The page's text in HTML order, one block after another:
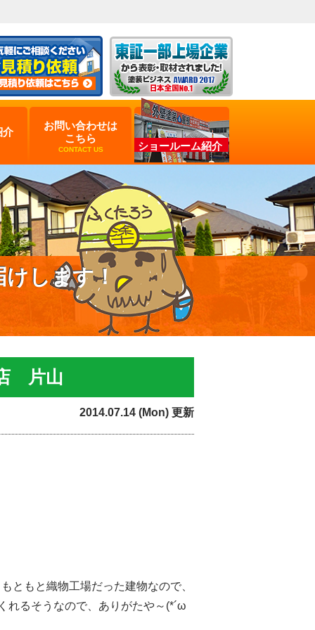
介
お問い合わせは
こちら
CONTACT US ショールーム紹介
けします！
片山
2014.07.14 (Mon) 更新
もと織物工場だった建物なので、
るそうなので、ありがたや～(*´ω